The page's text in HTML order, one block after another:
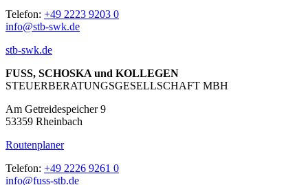
Telefon: +49 2223 9203 0
info@stb-swk.de
stb-swk.de
FUSS, SCHOSKA und KOLLEGEN
STEUERBERATUNGSGESELLSCHAFT MBH
Am Getreidespeicher 9
53359 Rheinbach
Routenplaner
Telefon: +49 2226 9261 0
info@fuss-stb.de